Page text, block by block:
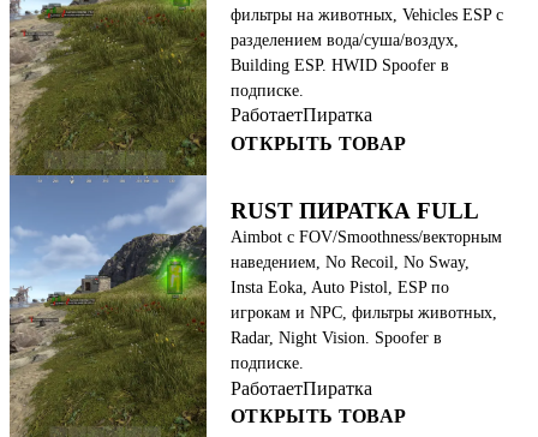
фильтры на животных, Vehicles ESP с
разделением вода/суша/воздух,
Building ESP. HWID Spoofer в
подписке.
РаботаетПиратка
ОТКРЫТЬ ТОВАР
RUST ПИРАТКА FULL
Aimbot с FOV/Smoothness/векторным
наведением, No Recoil, No Sway,
Insta Eoka, Auto Pistol, ESP по
игрокам и NPC, фильтры животных,
Radar, Night Vision. Spoofer в
подписке.
РаботаетПиратка
ОТКРЫТЬ ТОВАР